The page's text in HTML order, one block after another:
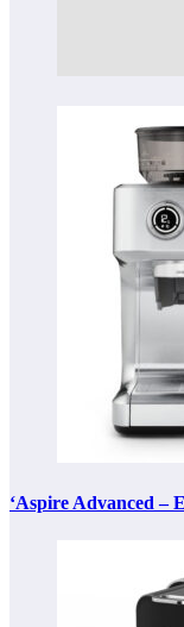
‘Aspire Advanced –